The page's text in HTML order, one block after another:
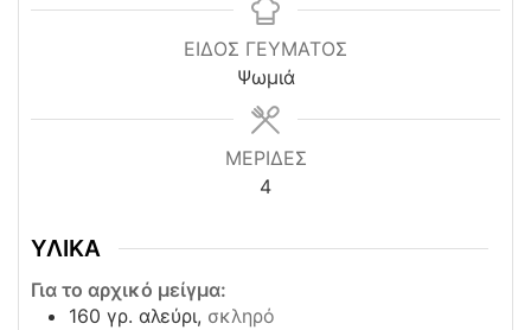
ΕΙΔΟΣ ΓΕΥΜΑΤΟΣ
Ψωμιά
ΜΕΡΙΔΕΣ
4
ΥΛΙΚΑ
Για το αρχικό μείγμα:
160 γρ. αλεύρι, σκληρό